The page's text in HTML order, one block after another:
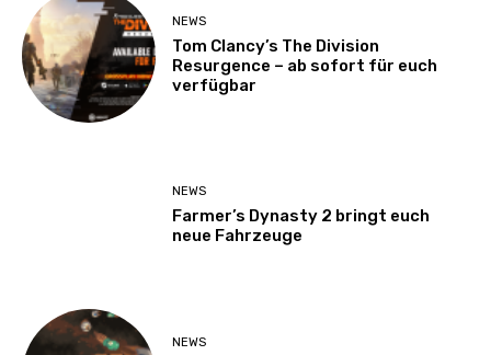
NEWS
Tom Clancy’s The Division
Resurgence – ab sofort für euch
verfügbar
NEWS
Farmer’s Dynasty 2 bringt euch
neue Fahrzeuge
NEWS